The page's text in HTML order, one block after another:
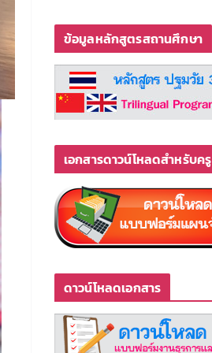
ข้อมูลหลักสูตรสถานศึกษา
เอกสารดาวน์โหลดสำหรับครู
ดาวน์โหลดเอกสาร